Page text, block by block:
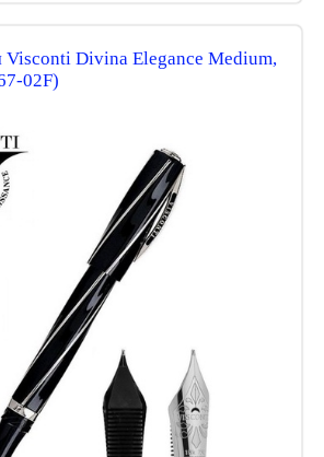
Visconti Divina Elegance Medium,
02F)